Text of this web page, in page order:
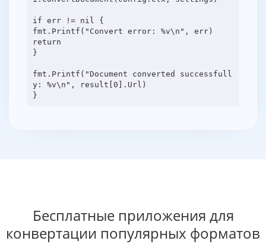
if err != nil {
fmt.Printf("Convert error: %v\n", err)
return
}
fmt.Printf("Document converted successfull
y: %v\n", result[0].Url)
Бесплатные приложения для
конвертации популярных форматов